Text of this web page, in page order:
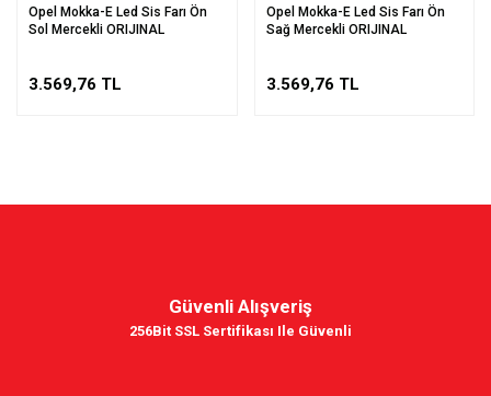
Opel Mokka-E Led Sis Farı Ön
Sol Mercekli ORIJINAL
3.569,76 TL
Opel Mokka-E Led Sis Farı Ön
Sağ Mercekli ORIJINAL
3.569,76 TL
Güvenli Alışveriş
256Bit SSL Sertifikası Ile Güvenli